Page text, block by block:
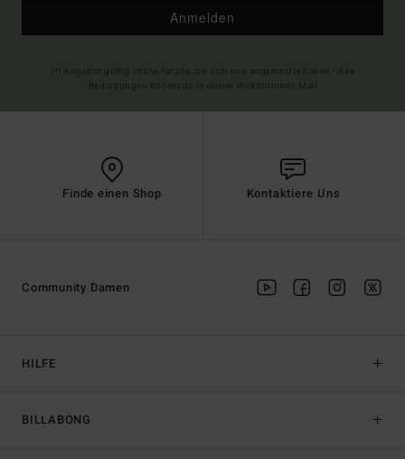
Anmelden
Finde einen Shop Kontaktiere Uns
HILFE
BILLABONG
Community Damen